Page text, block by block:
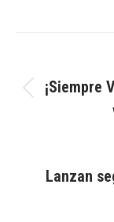
¡Siempre
Lanzan